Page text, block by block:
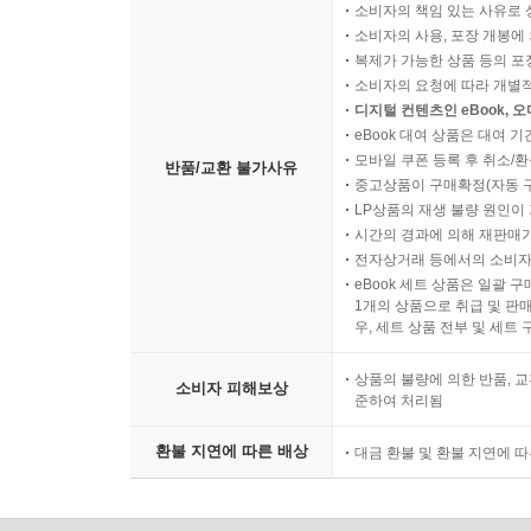
반품/교환 불가사유
소비자의 책임 있는 사유로
소비자의 사용, 포장 개봉
복제가 가능한 상품 등의
소비자의 요청에 따라 개별
디지털 컨텐츠인 eBook,
eBook 대여 상품은 대여 기
모바일 쿠폰 등록 후 취소/
중고상품이 구매확정(자동
LP상품의 재생 불량 원인
시간의 경과에 의해 재판매
전자상거래 등에서의 소비
eBook 세트 상품은 일괄 구
1개의 상품으로 취급 및 판
우, 세트 상품 전부 및 세트
소비자 피해보상
상품의 불량에 의한 반품,
준하여 처리됨
환불 지연에 따른 배상 대금 환불 및 환불 지연에